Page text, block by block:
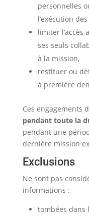
personnelles
l’exécution
limiter l’accès
ses seuls
à la mission,
restituer ou
à première
Ces engagements
pendant toute la
pendant une
dernière mission
Exclusions
Ne sont pas
informations :
tombées dans